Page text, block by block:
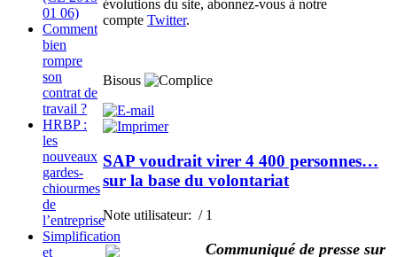
évolutions du site, abonnez-vous à notre
compte Twitter.
Bisous
SAP voudrait virer 4 400 personnes…
sur la base du volontariat
Note utilisateur: / 1
Communiqué de presse sur
01 06)
Comment
bien
rompre
son
contrat de
travail ?
HRBP :
les
nouveaux
gardes-
chiourmes
de
l’entreprise
Simplification
et